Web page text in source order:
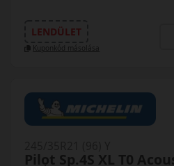
LENDÜLET
Kuponkód másolása
Pilot Sp.4S XL T0